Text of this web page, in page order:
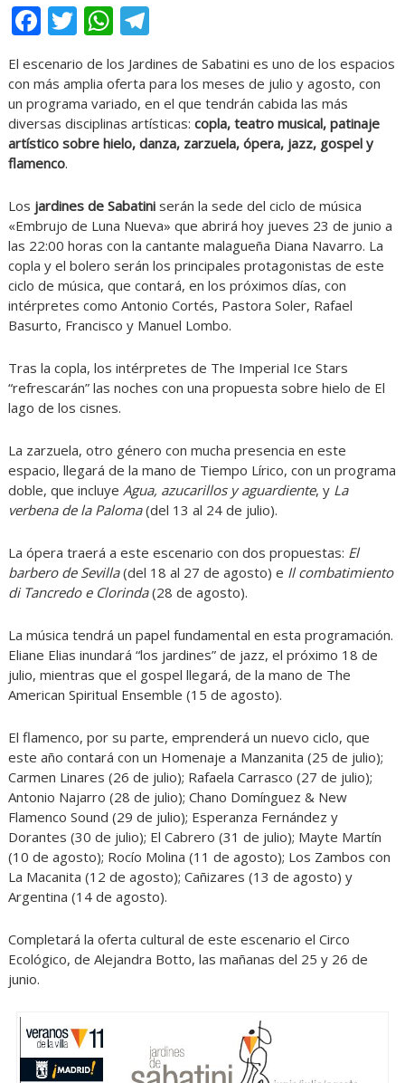
Facebook
Twitter
WhatsApp
Telegram
El escenario de los Jardines de Sabatini es uno de los espacios
con más amplia oferta para los meses de julio y agosto, con
un programa variado, en el que tendrán cabida las más
diversas disciplinas artísticas: copla, teatro musical, patinaje
artístico sobre hielo, danza, zarzuela, ópera, jazz, gospel y
flamenco.
Los jardines de Sabatini serán la sede del ciclo de música
«Embrujo de Luna Nueva» que abrirá hoy jueves 23 de junio a
las 22:00 horas con la cantante malagueña Diana Navarro. La
copla y el bolero serán los principales protagonistas de este
ciclo de música, que contará, en los próximos días, con
intérpretes como Antonio Cortés, Pastora Soler, Rafael
Basurto, Francisco y Manuel Lombo.
Tras la copla, los intérpretes de The Imperial Ice Stars
“refrescarán” las noches con una propuesta sobre hielo de El
lago de los cisnes.
La zarzuela, otro género con mucha presencia en este
espacio, llegará de la mano de Tiempo Lírico, con un programa
doble, que incluye Agua, azucarillos y aguardiente, y La
verbena de la Paloma(del 13 al 24 de julio).
La ópera traerá a este escenario con dos propuestas: El
barbero de Sevilla(del 18 al 27 de agosto) e Il combatimiento
di Tancredo e Clorinda(28 de agosto).
La música tendrá un papel fundamental en esta programación.
Eliane Elias inundará “los jardines” de jazz, el próximo 18 de
julio, mientras que el gospel llegará, de la mano de The
American Spiritual Ensemble (15 de agosto).
El flamenco, por su parte, emprenderá un nuevo ciclo, que
este año contará con un Homenaje a Manzanita (25 de julio);
Carmen Linares (26 de julio); Rafaela Carrasco (27 de julio);
Antonio Najarro (28 de julio); Chano Domínguez & New
Flamenco Sound (29 de julio); Esperanza Fernández y
Dorantes (30 de julio); El Cabrero (31 de julio); Mayte Martín
(10 de agosto); Rocío Molina (11 de agosto); Los Zambos con
La Macanita (12 de agosto); Cañizares (13 de agosto) y
Argentina (14 de agosto).
Completará la oferta cultural de este escenario el Circo
Ecológico, de Alejandra Botto, las mañanas del 25 y 26 de
junio.